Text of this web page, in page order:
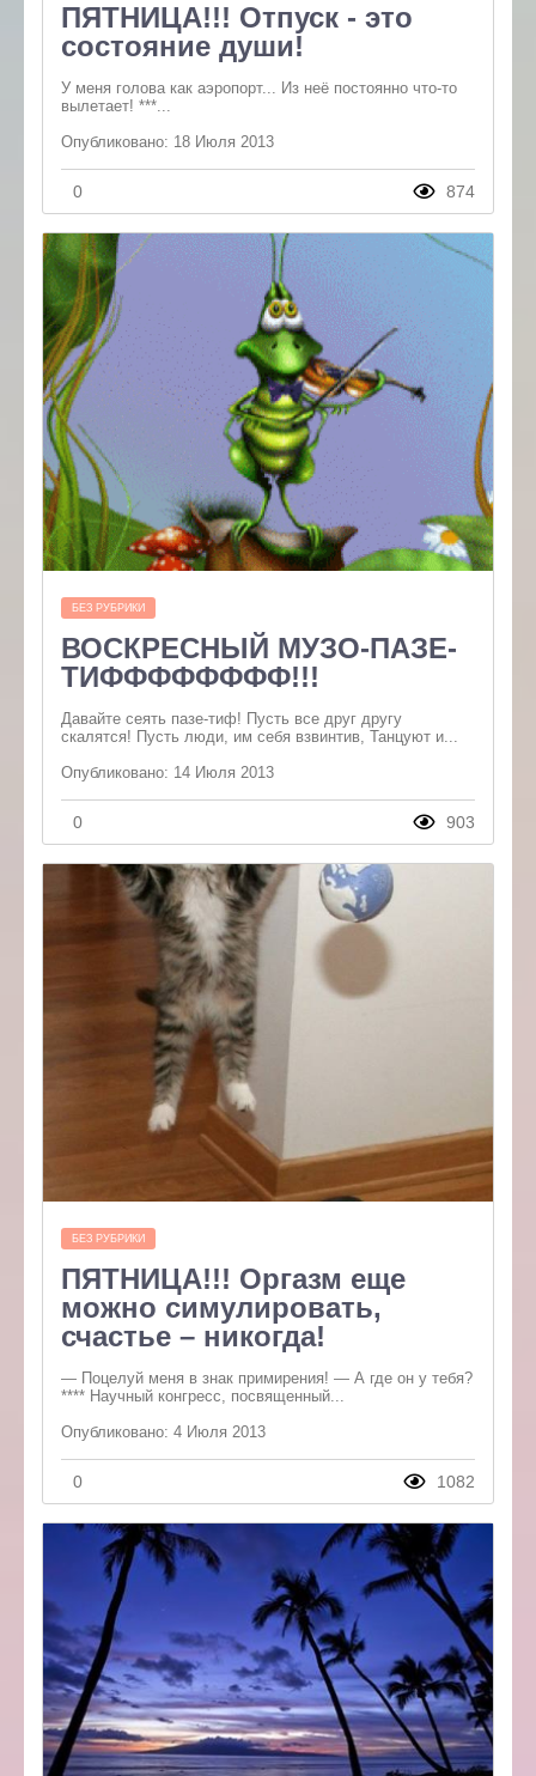
ПЯТНИЦА!!! Отпуск - это
состояние души!
У меня голова как аэропорт... Из неё постоянно что-то
вылетает! ***...
Опубликовано: 18 Июля 2013
0 874
БЕЗ РУБРИКИ
ВОСКРЕСНЫЙ МУЗО-ПАЗЕ-
ТИФФФФФФФФ!!!
Давайте сеять пазе-тиф! Пусть все друг другу
скалятся! Пусть люди, им себя взвинтив, Танцуют и...
Опубликовано: 14 Июля 2013
0 903
БЕЗ РУБРИКИ
ПЯТНИЦА!!! Оргазм еще
можно симулировать,
счастье – никогда!
— Поцелуй меня в знак примирения! — А где он у тебя?
**** Научный конгресс, посвященный...
Опубликовано: 4 Июля 2013
0 1082